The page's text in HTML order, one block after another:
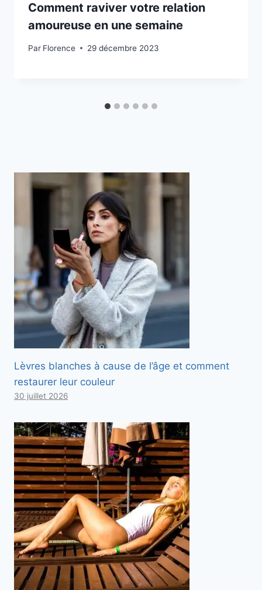
Comment raviver votre relation
amoureuse en une semaine
Par Florence 29 décembre 2023
Lèvres blanches à cause de l’âge et comment
restaurer leur couleur
30 juillet 2026